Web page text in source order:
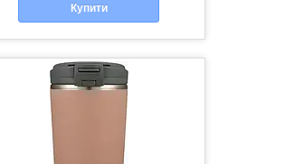
Купити